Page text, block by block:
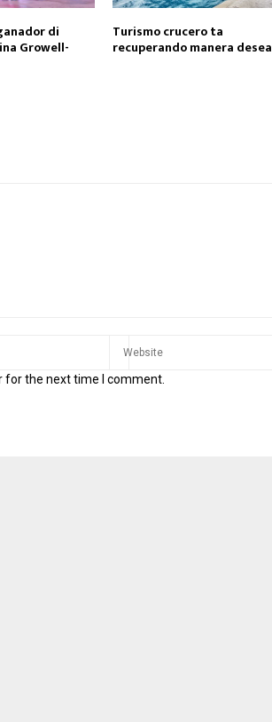
di
Growell-
Turismo crucero ta
recuperando manera desea
for the next time I comment.